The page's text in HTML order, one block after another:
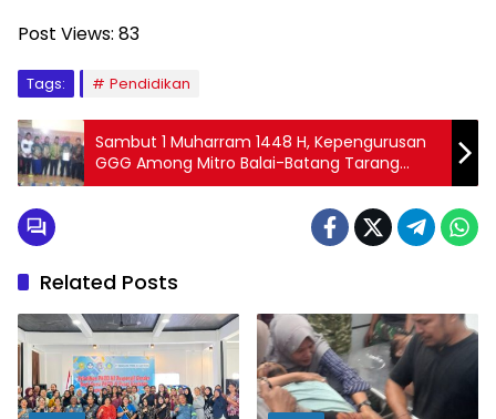
Post Views: 83
Tags: Pendidikan
Sambut 1 Muharram 1448 H, Kepengurusan
GGG Among Mitro Balai-Batang Tarang
Resmi Dikukuhkan
Related Posts